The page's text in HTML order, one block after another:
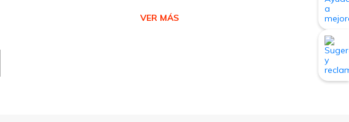
VER MÁS